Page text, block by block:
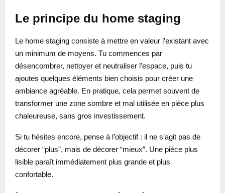
Le principe du home staging
Le home staging consiste à mettre en valeur l’existant avec
un minimum de moyens. Tu commences par
désencombrer, nettoyer et neutraliser l’espace, puis tu
ajoutes quelques éléments bien choisis pour créer une
ambiance agréable. En pratique, cela permet souvent de
transformer une zone sombre et mal utilisée en pièce plus
chaleureuse, sans gros investissement.
Si tu hésites encore, pense à l’objectif : il ne s’agit pas de
décorer “plus”, mais de décorer “mieux”. Une pièce plus
lisible paraît immédiatement plus grande et plus
confortable.